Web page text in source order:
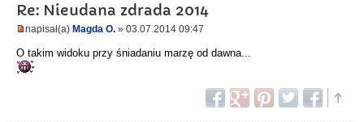
Re: Nieudana zdrada 2014
napisał(a) Magda O. » 03.07.2014 09:47
O takim widoku przy śniadaniu marzę od dawna...